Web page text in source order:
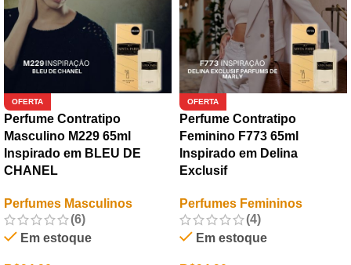
OFERTA
Perfume Contratipo
Masculino M229 65ml
Inspirado em BLEU DE
CHANEL
Perfumes Masculinos
(6)
Em estoque
OFERTA
Perfume Contratipo
Feminino F773 65ml
Inspirado em Delina
Exclusif
Perfumes Femininos
(4)
Em estoque